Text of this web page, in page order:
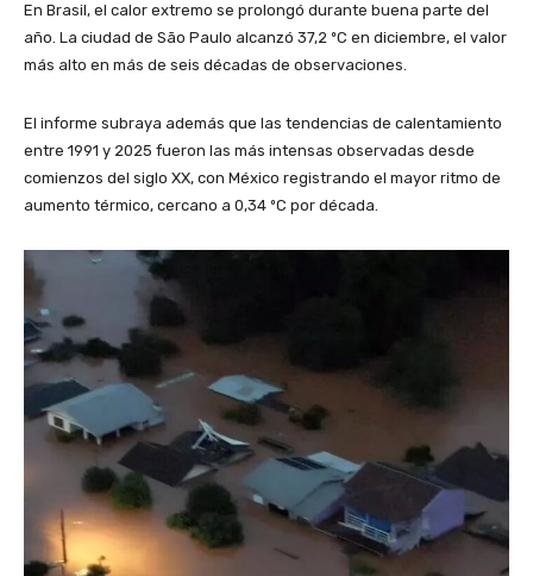
En Brasil, el calor extremo se prolongó durante buena parte del
año. La ciudad de São Paulo alcanzó 37,2 ºC en diciembre, el valor
más alto en más de seis décadas de observaciones.
El informe subraya además que las tendencias de calentamiento
entre 1991 y 2025 fueron las más intensas observadas desde
comienzos del siglo XX, con México registrando el mayor ritmo de
aumento térmico, cercano a 0,34 ºC por década.